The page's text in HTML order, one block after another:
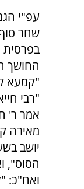
עפ"י
שחר
בפרסית
החושך
"קמעא
"רבי
אמר ר'
מאירה
יושב
הסוס",
ואח"כ: